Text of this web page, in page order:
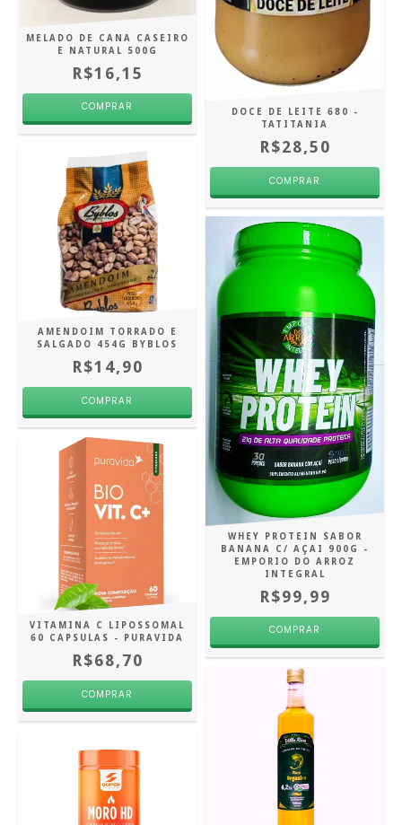
MELADO DE CANA CASEIRO
E NATURAL 500G
R$16,15
DOCE DE LEITE 680 -
TATITANIA
R$28,50
AMENDOIM TORRADO E
SALGADO 454G BYBLOS
R$14,90
WHEY PROTEIN SABOR
BANANA C/ AÇAI 900G -
EMPORIO DO ARROZ
INTEGRAL
R$99,99
VITAMINA C LIPOSSOMAL
60 CAPSULAS - PURAVIDA
R$68,70